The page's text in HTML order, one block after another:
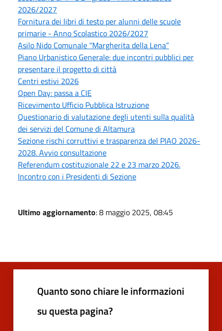
2026/2027
Fornitura dei libri di testo per alunni delle scuole
primarie - Anno Scolastico 2026/2027
Asilo Nido Comunale “Margherita della Lena”
Piano Urbanistico Generale: due incontri pubblici per
presentare il progetto di città
Centri estivi 2026
Open Day: passa a CIE
Ricevimento Ufficio Pubblica Istruzione
Questionario di valutazione degli utenti sulla qualità
dei servizi del Comune di Altamura
Sezione rischi corruttivi e trasparenza del PIAO 2026-
2028. Avvio consultazione
Referendum costituzionale 22 e 23 marzo 2026.
Incontro con i Presidenti di Sezione
Ultimo aggiornamento: 8 maggio 2025, 08:45
Quanto sono chiare le informazioni
su questa pagina?